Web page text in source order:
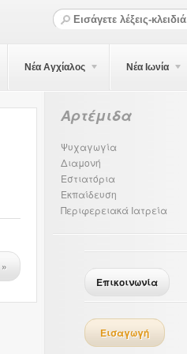
Νέα Αγχίαλος Νέα Ιωνία
»
Αρτέμιδα
Ψυχαγωγία
Διαμονή
Εστιατόρια
Εκπαίδευση
Περιφερειακά Ιατρεία
Επικοινωνία
Εισαγωγή